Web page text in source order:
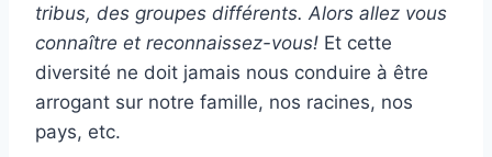
tribus, des groupes différents. Alors allez vous
connaître et reconnaissez-vous! Et cette
diversité ne doit jamais nous conduire à être
arrogant sur notre famille, nos racines, nos
pays, etc.